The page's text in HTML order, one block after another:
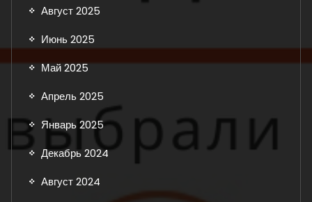
Август 2025
Июнь 2025
Май 2025
Апрель 2025
Январь 2025
Декабрь 2024
Август 2024